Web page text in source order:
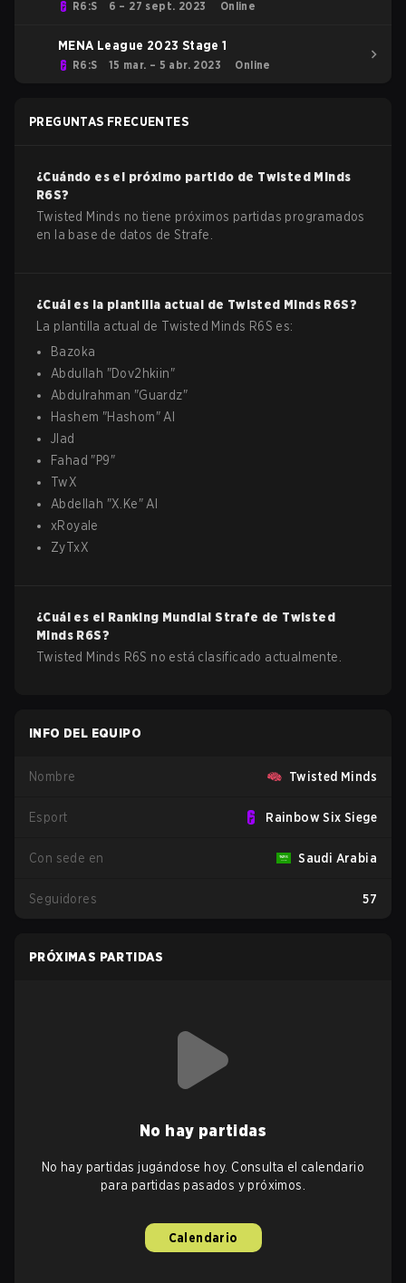
R6:S 6 – 27 sept. 2023 Online
MENA League 2023 Stage 1
R6:S 15 mar. – 5 abr. 2023 Online
PREGUNTAS FRECUENTES
¿Cuándo es el próximo partido de Twisted Minds
R6S?
Twisted Minds no tiene próximos partidas programados
en la base de datos de Strafe.
¿Cuál es la plantilla actual de Twisted Minds R6S?
La plantilla actual de Twisted Minds R6S es:
Bazoka
Abdullah "Dov2hkiin"
Abdulrahman "Guardz"
Hashem "Hashom" Al
Jlad
Fahad "P9"
TwX
Abdellah "X.Ke" Al
xRoyale
ZyTxX
¿Cuál es el Ranking Mundial Strafe de Twisted
Minds R6S?
Twisted Minds R6S no está clasificado actualmente.
INFO DEL EQUIPO
Nombre Twisted Minds
Esport Rainbow Six Siege
Con sede en Saudi Arabia
Seguidores 57
PRÓXIMAS PARTIDAS
No hay partidas
No hay partidas jugándose hoy. Consulta el calendario
para partidas pasados y próximos.
Calendario